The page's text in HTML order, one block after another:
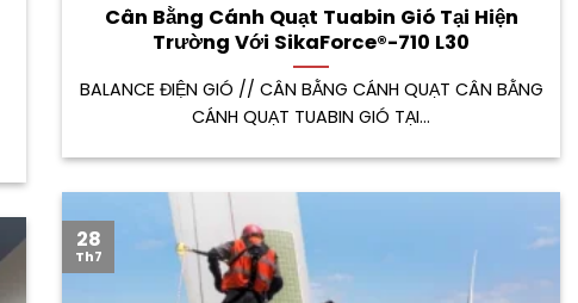
Cân Bằng Cánh Quạt Tuabin Gió Tại Hiện
Trường Với SikaForce®-710 L30
BALANCE ĐIỆN GIÓ // CÂN BẰNG CÁNH QUẠT CÂN BẰNG
CÁNH QUẠT TUABIN GIÓ TẠI...
28
Th7